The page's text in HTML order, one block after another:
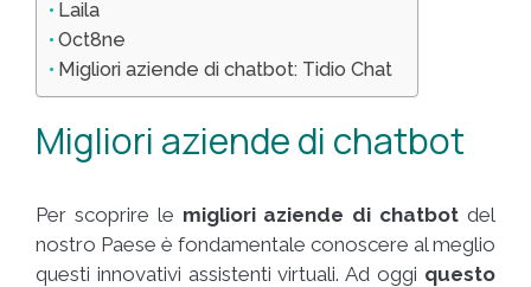
Laila
Oct8ne
Migliori aziende di chatbot: Tidio Chat
Migliori aziende di chatbot
Per scoprire le migliori aziende di chatbot del
nostro Paese è fondamentale conoscere al meglio
questi innovativi assistenti virtuali. Ad oggi questo